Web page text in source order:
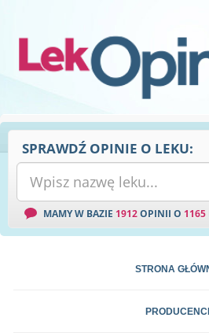
SPRAWDŹ OPINIE O LEKU:
MAMY W BAZIE 1912OPINII O 1165
STRONA
PRODUCENCI